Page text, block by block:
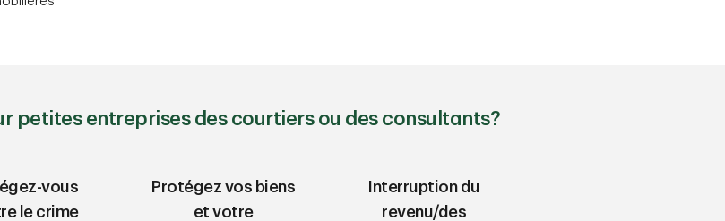
petites entreprises des courtiers ou des consultants?
vous
le crime
Protégez vos biens
et votre
Interruption du
revenu/des